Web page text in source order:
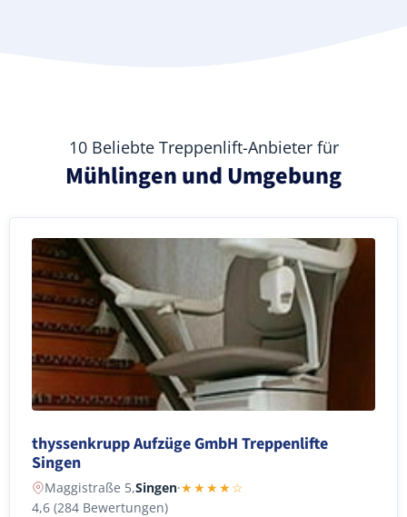
10 Beliebte Treppenlift-Anbieter für
Mühlingen und Umgebung
thyssenkrupp Aufzüge GmbH Treppenlifte
Singen
Maggistraße 5,Singen·★★★★☆
4,6 (284 Bewertungen)